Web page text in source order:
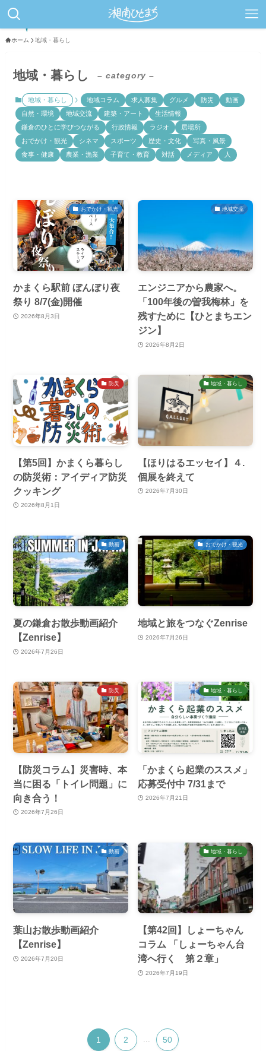
ホーム 地域・暮らし
地域・暮らし – category –
地域・暮らし 地域コラム 求人募集 グルメ 防災
動画
自然・環境
地域交流 建築・アート
生活情報
鎌倉のひとに学びつながる
行政情報 ラジオ
居場所
おでかけ・観光
シネマ スポーツ 歴史・文化
写真・風景
食事・健康
農業・漁業 子育て・教育 対話 メディア 人
おでかけ・観光
かまくら駅前 ぼんぼり夜
祭り 8/7(金)開催
2026年8月3日
地域交流
エンジニアから農家へ。
「100年後の曽我梅林」を
残すために【ひとまちエン
ジン】
2026年8月2日
防災
【第5回】かまくら暮らし
の防災術：アイディア防災
クッキング
2026年8月1日
地域・暮らし
【ほりはるエッセイ】４.
個展を終えて
2026年7月30日
動画
夏の鎌倉お散歩動画紹介
【Zenrise】
2026年7月26日
おでかけ・観光
地域と旅をつなぐZenrise
2026年7月26日
防災
【防災コラム】災害時、本
当に困る「トイレ問題」に
向き合う！
2026年7月26日
地域・暮らし
「かまくら起業のススメ」
応募受付中 7/31まで
2026年7月21日
動画
葉山お散歩動画紹介
【Zenrise】
2026年7月20日
地域・暮らし
【第42回】しょーちゃん
コラム 「しょーちゃん台
湾へ行く 第２章」
2026年7月19日
1 2 ... 50